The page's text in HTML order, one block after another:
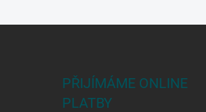
PŘIJÍMÁME ONLINE
PLATBY